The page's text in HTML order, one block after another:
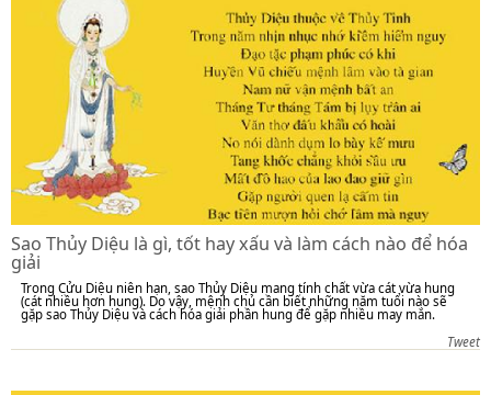
Sao Thủy Diệu là gì, tốt hay xấu và làm cách nào để hóa
giải
Trong Cửu Diệu niên hạn, sao Thủy Diệu mang tính chất vừa cát vừa hung
(cát nhiều hơn hung). Do vậy, mệnh chủ cần biết những năm tuổi nào sẽ
gặp sao Thủy Diệu và cách hóa giải phần hung để gặp nhiều may mắn.
Tweet